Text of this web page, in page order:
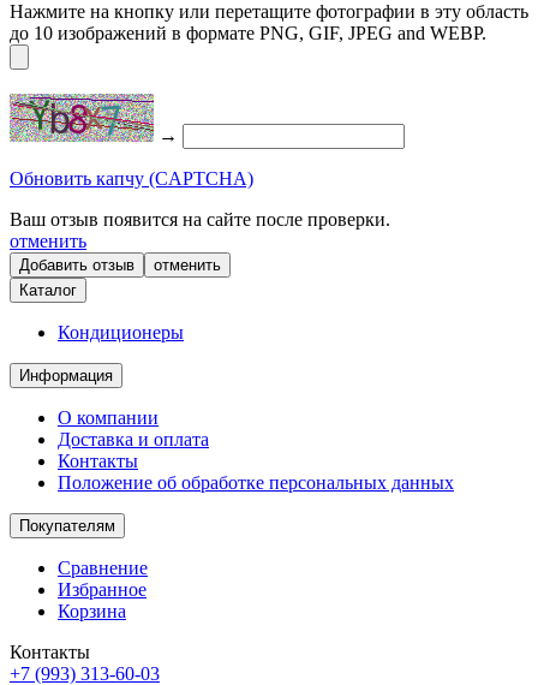
Нажмите на кнопку или перетащите фотографии в эту область
до 10 изображений в формате PNG, GIF, JPEG and WEBP.
→
Обновить капчу (CAPTCHA)
Ваш отзыв появится на сайте после проверки.
отменить
отменить
Каталог
Кондиционеры
Информация
О компании
Доставка и оплата
Контакты
Положение об обработке персональных данных
Покупателям
Сравнение
Избранное
Корзина
Контакты
+7 (993) 313-60-03